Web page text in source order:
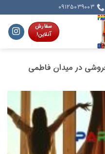
۰۹۱۲۵۰۳۹۰۰۳
سفارش
آنلاین!
در میدان فاطمی